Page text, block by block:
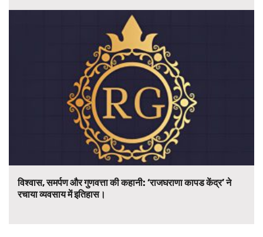
विश्वास, समर्पण और गुणवत्ता की कहानी: ‘राजघराणा कापड केंद्र’ ने
रचाया व्यवसाय में इतिहास।